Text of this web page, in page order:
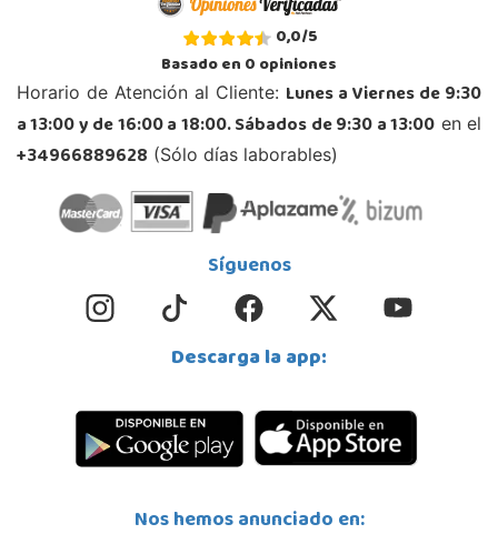
0,0/5
Basado en0opiniones
Horario de Atención al Cliente: Lunes a Viernes de 9:30
a 13:00 y de 16:00 a 18:00. Sábados de 9:30 a 13:00 en el
+34966889628 (Sólo días laborables)
Síguenos
Descarga la app:
Nos hemos anunciado en: